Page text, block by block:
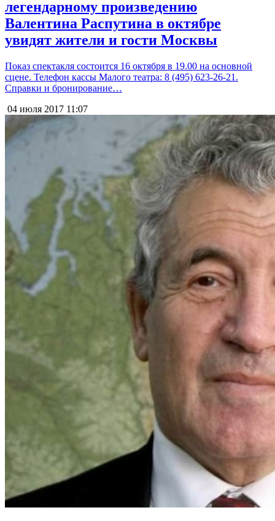
легендарному произведению
Валентина Распутина в октябре
увидят жители и гости Москвы
Показ спектакля состоится 16 октября в 19.00 на основной
сцене. Телефон кассы Малого театра: 8 (495) 623-26-21.
Справки и бронирование…
04 июля 2017 11:07